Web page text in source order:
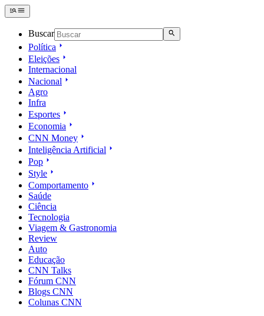
Buscar
Política
Eleições
Internacional
Nacional
Agro
Infra
Esportes
Economia
CNN Money
Inteligência Artificial
Pop
Style
Comportamento
Saúde
Ciência
Tecnologia
Viagem & Gastronomia
Review
Auto
Educação
CNN Talks
Fórum CNN
Blogs CNN
Colunas CNN